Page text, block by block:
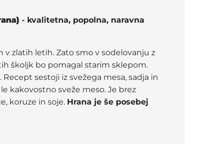
- kvalitetna, popolna, naravna
v zlatih letih. Zato smo v sodelovanju z
školjk bo pomagal starim sklepom.
sestoji iz svežega mesa, sadja in
kakovostno sveže meso. Je brez
koruze in soje. Hrana je še posebej